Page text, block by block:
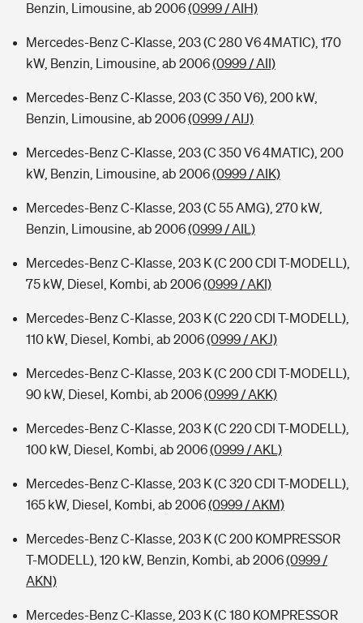
Benzin, Limousine, ab 2006(0999 / AIH)
Mercedes-Benz C-Klasse, 203 (C 280 V6 4MATIC), 170
kW, Benzin, Limousine, ab 2006(0999 / AII)
Mercedes-Benz C-Klasse, 203 (C 350 V6), 200 kW,
Benzin, Limousine, ab 2006(0999 / AIJ)
Mercedes-Benz C-Klasse, 203 (C 350 V6 4MATIC), 200
kW, Benzin, Limousine, ab 2006(0999 / AIK)
Mercedes-Benz C-Klasse, 203 (C 55 AMG), 270 kW,
Benzin, Limousine, ab 2006(0999 / AIL)
Mercedes-Benz C-Klasse, 203 K (C 200 CDI T-MODELL),
75 kW, Diesel, Kombi, ab 2006(0999 / AKI)
Mercedes-Benz C-Klasse, 203 K (C 220 CDI T-MODELL),
110 kW, Diesel, Kombi, ab 2006(0999 / AKJ)
Mercedes-Benz C-Klasse, 203 K (C 200 CDI T-MODELL),
90 kW, Diesel, Kombi, ab 2006(0999 / AKK)
Mercedes-Benz C-Klasse, 203 K (C 220 CDI T-MODELL),
100 kW, Diesel, Kombi, ab 2006(0999 / AKL)
Mercedes-Benz C-Klasse, 203 K (C 320 CDI T-MODELL),
165 kW, Diesel, Kombi, ab 2006(0999 / AKM)
Mercedes-Benz C-Klasse, 203 K (C 200 KOMPRESSOR
T-MODELL), 120 kW, Benzin, Kombi, ab 2006(0999 /
AKN)
Mercedes-Benz C-Klasse, 203 K (C 180 KOMPRESSOR